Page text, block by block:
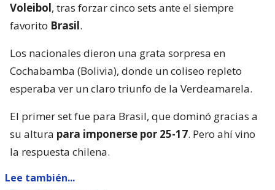
Voleibol, tras forzar cinco sets ante el siempre
favorito Brasil.
Los nacionales dieron una grata sorpresa en
Cochabamba (Bolivia), donde un coliseo repleto
esperaba ver un claro triunfo de la Verdeamarela.
El primer set fue para Brasil, que dominó gracias a
su altura para imponerse por 25-17. Pero ahí vino
la respuesta chilena.
Lee también...